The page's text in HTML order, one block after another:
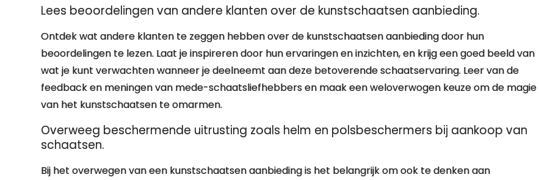
Lees beoordelingen van andere klanten over de kunstschaatsen aanbieding.
Ontdek wat andere klanten te zeggen hebben over de kunstschaatsen aanbieding door hun
beoordelingen te lezen. Laat je inspireren door hun ervaringen en inzichten, en krijg een goed beeld van
wat je kunt verwachten wanneer je deelneemt aan deze betoverende schaatservaring. Leer van de
feedback en meningen van mede-schaatsliefhebbers en maak een weloverwogen keuze om de magie
van het kunstschaatsen te omarmen.
Overweeg beschermende uitrusting zoals helm en polsbeschermers bij aankoop van
schaatsen.
Bij het overwegen van een kunstschaatsen aanbieding is het belangrijk om ook te denken aan